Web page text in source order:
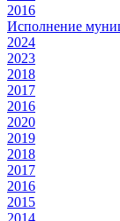
2016
Исполнение
2024
2023
2018
2017
2016
2020
2019
2018
2017
2016
2015
2014